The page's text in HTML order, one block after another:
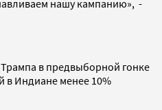
нашу кампанию», -
в предвыборной гонке
в Индиане менее 10%